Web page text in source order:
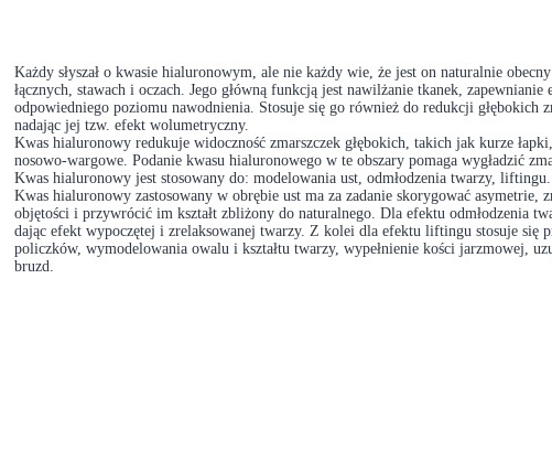
Każdy słyszał o kwasie hialuronowym, ale nie każdy wie, że jest on naturalnie
łącznych, stawach i oczach. Jego główną funkcją jest nawilżanie tkanek,
odpowiedniego poziomu nawodnienia. Stosuje się go również do redukcji głębokich
nadając jej tzw. efekt wolumetryczny.
Kwas hialuronowy redukuje widoczność zmarszczek głębokich, takich jak kurze
nosowo-wargowe. Podanie kwasu hialuronowego w te obszary pomaga wygładzić
Kwas hialuronowy jest stosowany do: modelowania ust, odmłodzenia twarzy, liftingu.
Kwas hialuronowy zastosowany w obrębie ust ma za zadanie skorygować
objętości i przywrócić im kształt zbliżony do naturalnego. Dla efektu odmłodzenia
dając efekt wypoczętej i zrelaksowanej twarzy. Z kolei dla efektu liftingu stosuje się
policzków, wymodelowania owalu i kształtu twarzy, wypełnienie kości jarzmowej,
bruzd.